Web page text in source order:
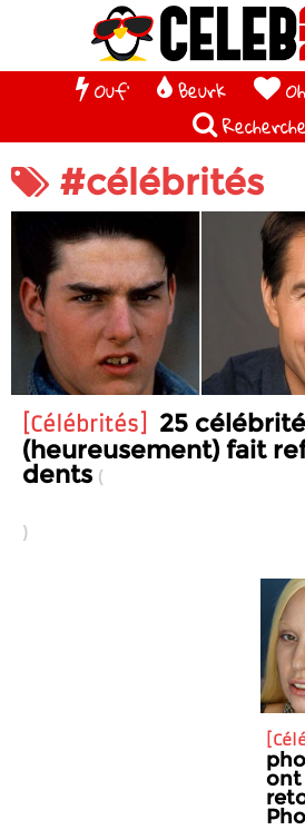
Ouf' Beurk
Recherche
#célébrités
Célébrités
25
(heureusement) fait
dents
ont